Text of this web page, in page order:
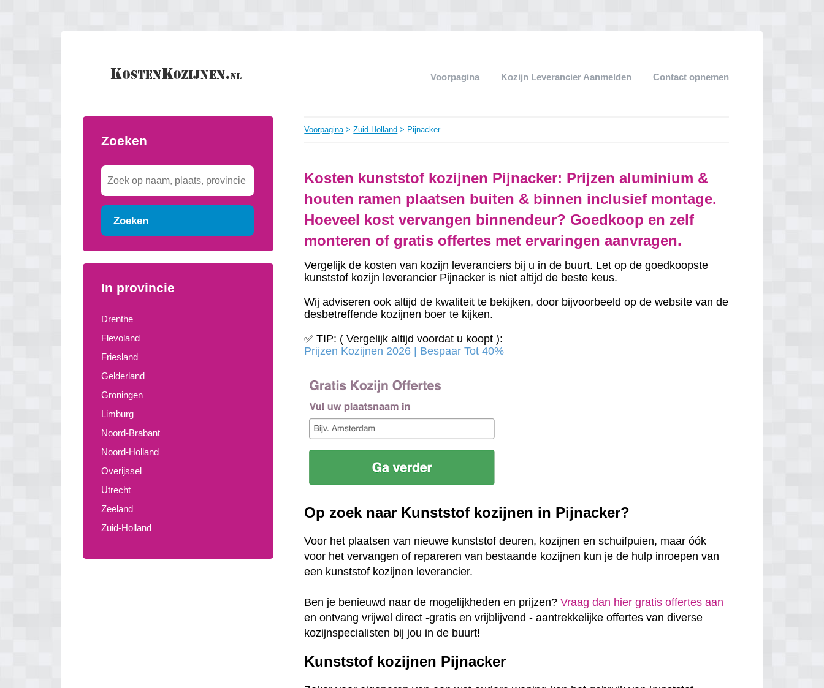
Voorpagina Kozijn Leverancier Aanmelden Contact opnemen
Zoeken
Zoeken
In provincie
Drenthe
Flevoland
Friesland
Gelderland
Groningen
Limburg
Noord-Brabant
Noord-Holland
Overijssel
Utrecht
Zeeland
Zuid-Holland
Voorpagina>Zuid-Holland > Pijnacker
Kosten kunststof kozijnen Pijnacker: Prijzen aluminium &
houten ramen plaatsen buiten & binnen inclusief montage.
Hoeveel kost vervangen binnendeur? Goedkoop en zelf
monteren of gratis offertes met ervaringen aanvragen.
Vergelijk de kosten van kozijn leveranciers bij u in de buurt. Let op de goedkoopste
kunststof kozijn leverancier Pijnacker is niet altijd de beste keus.
Wij adviseren ook altijd de kwaliteit te bekijken, door bijvoorbeeld op de website van de
desbetreffende kozijnen boer te kijken.
✅ TIP: ( Vergelijk altijd voordat u koopt ):
Prijzen Kozijnen 2026 | Bespaar Tot 40%‎
Op zoek naar Kunststof kozijnen in Pijnacker?
Voor het plaatsen van nieuwe kunststof deuren, kozijnen en schuifpuien, maar óók
voor het vervangen of repareren van bestaande kozijnen kun je de hulp inroepen van
een kunststof kozijnen leverancier.
Ben je benieuwd naar de mogelijkheden en prijzen?Vraag dan hier gratis offertes aan
en ontvang vrijwel direct -gratis en vrijblijvend - aantrekkelijke offertes van diverse
kozijnspecialisten bij jou in de buurt!
Kunststof kozijnen Pijnacker